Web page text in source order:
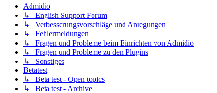
Admidio
↳ English Support Forum
↳ Verbesserungsvorschläge und Anregungen
↳ Fehlermeldungen
↳ Fragen und Probleme beim Einrichten von Admidio
↳ Fragen und Probleme zu den Plugins
↳ Sonstiges
Betatest
↳ Beta test - Open topics
↳ Beta test - Archive